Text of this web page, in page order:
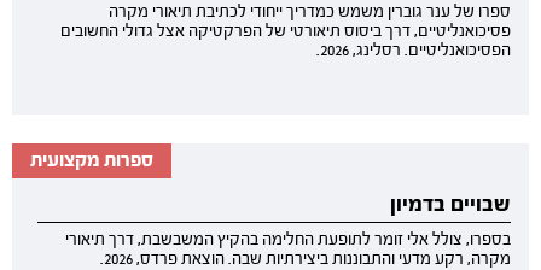
ספרו של ענר גוברין משמש כמדריך ייחודי לכתיבת תיאורי מקרה
פסיכואנליטיים, דרך ביסוס תיאורטי של הפרקטיקה אצל גדולי החשובים
הפסיכואנליטיים. רסלינג, 2026.
ספרות מקצועית
שבויים בדמיון
בספרו, צולל אלי זומר לתופעת החלימה בהקיץ המשבשבת, דרך תיאורי
מקרה, רקע מדעי והתבוננות ביצירתיות שבה. הוצאת פרדס, 2026.